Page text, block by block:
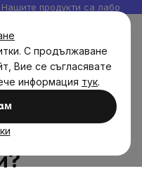
С продължаване
Вие се съгласявате
информация тук.
Нашите продукти са
ми липсва магнезий?
ми